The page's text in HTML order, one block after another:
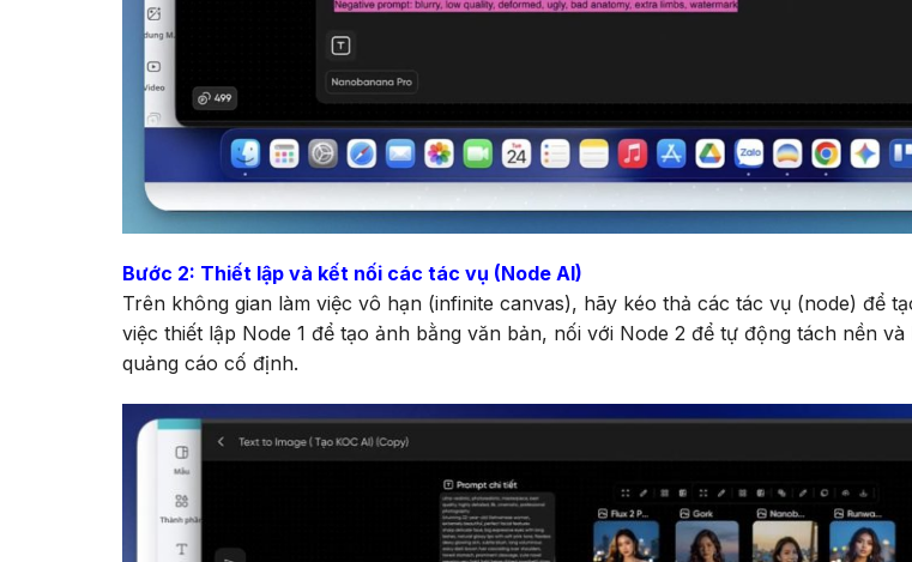
Bước 2: Thiết lập và kết nối các tác vụ (Node AI)
Trên không gian làm việc vô hạn (infinite canvas), hãy kéo thả các tác vụ (node) để
việc thiết lập Node 1 để tạo ảnh bằng văn bản, nối với Node 2 để tự động tách nền
quảng cáo cố định.